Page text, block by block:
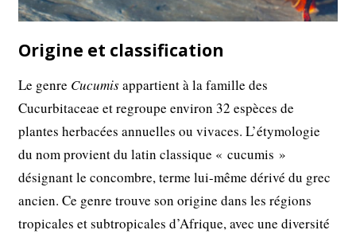
Origine et classification
Le genre Cucumisappartient à la famille des
Cucurbitaceae et regroupe environ 32 espèces de
plantes herbacées annuelles ou vivaces. L’étymologie
du nom provient du latin classique « cucumis »
désignant le concombre, terme lui-même dérivé du grec
ancien. Ce genre trouve son origine dans les régions
tropicales et subtropicales d’Afrique, avec une diversité